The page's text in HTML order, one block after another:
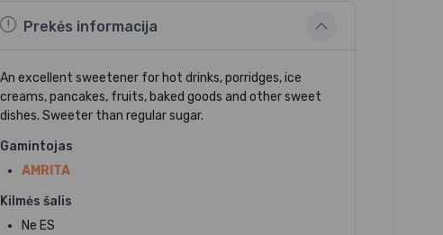
Prekės informacija
An excellent sweetener for hot drinks, porridges, ice
creams, pancakes, fruits, baked goods and other sweet
dishes. Sweeter than regular sugar.
Gamintojas
AMRITA
Kilmės šalis
Ne ES